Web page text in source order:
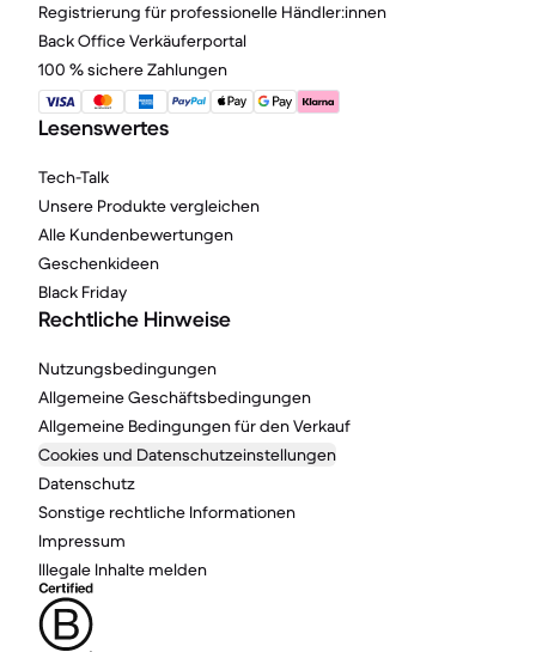
Registrierung für professionelle Händler:innen
Back Office Verkäuferportal
100 % sichere Zahlungen
Lesenswertes
Tech-Talk
Unsere Produkte vergleichen
Alle Kundenbewertungen
Geschenkideen
Black Friday
Rechtliche Hinweise
Nutzungsbedingungen
Allgemeine Geschäftsbedingungen
Allgemeine Bedingungen für den Verkauf
Cookies und Datenschutzeinstellungen
Datenschutz
Sonstige rechtliche Informationen
Impressum
Illegale Inhalte melden